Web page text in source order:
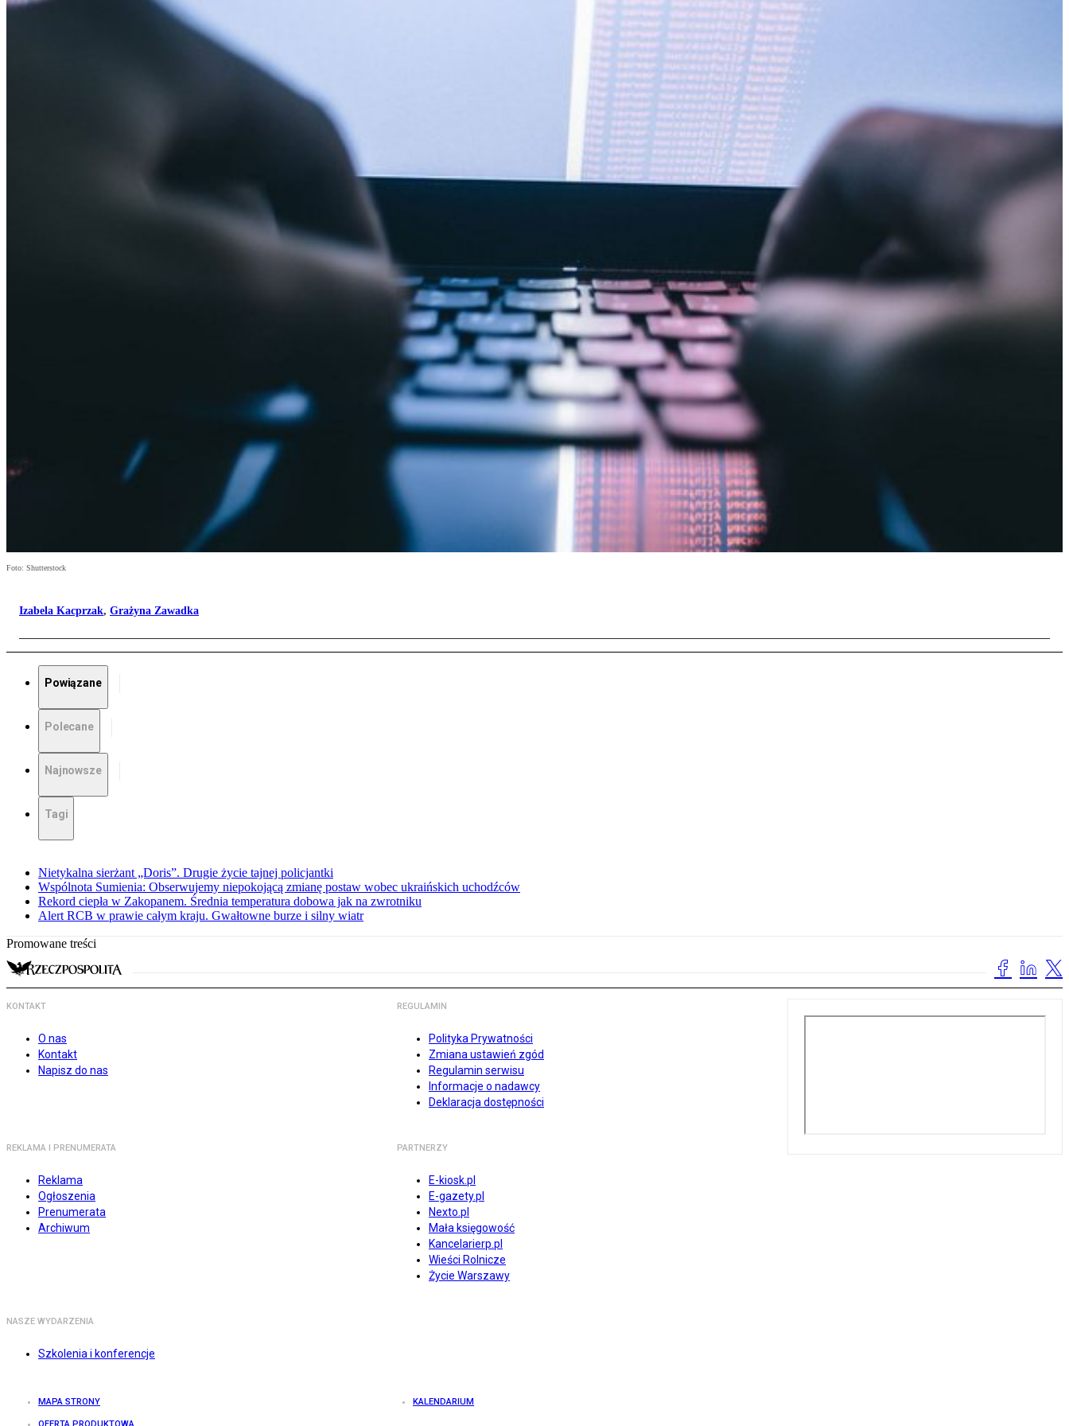
Foto: Shutterstock
Izabela Kacprzak, Grażyna Zawadka
Powiązane
Polecane
Najnowsze
Tagi
Nietykalna sierżant „Doris”. Drugie życie tajnej policjantki
Wspólnota Sumienia: Obserwujemy niepokojącą zmianę postaw wobec ukraińskich uchodźców
Rekord ciepła w Zakopanem. Średnia temperatura dobowa jak na zwrotniku
Alert RCB w prawie całym kraju. Gwałtowne burze i silny wiatr
Promowane treści
KONTAKT
O nas
Kontakt
Napisz do nas
REGULAMIN
Polityka Prywatności
Zmiana ustawień zgód
Regulamin serwisu
Informacje o nadawcy
Deklaracja dostępności
REKLAMA I PRENUMERATA
Reklama
Ogłoszenia
Prenumerata
Archiwum
PARTNERZY
E-kiosk.pl
E-gazety.pl
Nexto.pl
Mała księgowość
Kancelarierp.pl
Wieści Rolnicze
Życie Warszawy
NASZE WYDARZENIA
Szkolenia i konferencje
MAPA STRONY KALENDARIUM